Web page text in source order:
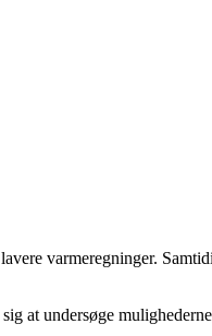
varmeregninger.
at undersøge